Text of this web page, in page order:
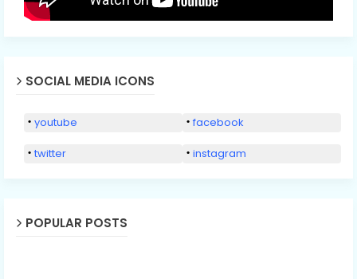
SOCIAL MEDIA ICONS
youtube facebook
twitter instagram
POPULAR POSTS